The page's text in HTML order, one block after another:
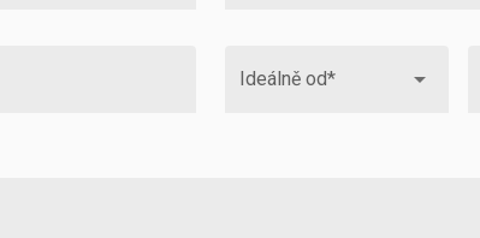
Ideálně od* arrow_drop_down